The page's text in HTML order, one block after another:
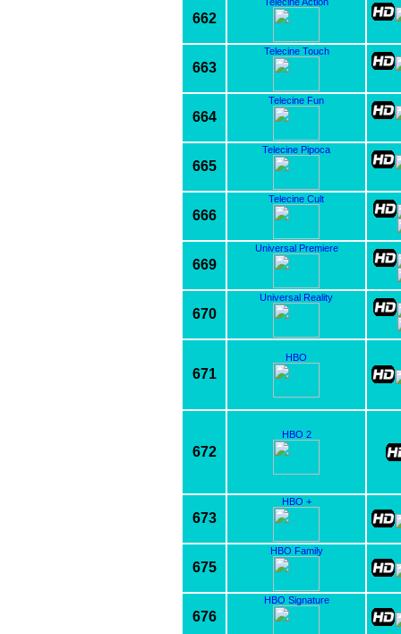
662
663
Telecine Touch
664
Telecine Fun
665
Telecine Pipoca
666
Telecine Cult
669
Universal Premiere
670
Universal Reality
671
HBO
672
HBO 2
673
HBO +
675
HBO Family
676
HBO Signature